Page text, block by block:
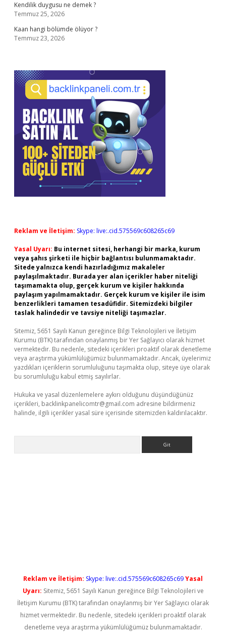
Kendilik duygusu ne demek ?
Temmuz 25, 2026
Kaan hangi bölümde ölüyor ?
Temmuz 23, 2026
Reklam ve İletişim: Skype: live:.cid.575569c608265c69
Yasal Uyarı: Bu internet sitesi, herhangi bir marka, kurum
veya şahıs şirketi ile hiçbir bağlantısı bulunmamaktadır.
Sitede yalnızca kendi hazırladığımız makaleler
paylaşılmaktadır. Burada yer alan içerikler haber niteliği
taşımamakta olup, gerçek kurum ve kişiler hakkında
paylaşım yapılmamaktadır. Gerçek kurum ve kişiler ile isim
benzerlikleri tamamen tesadüfidir. Sitemizdeki bilgiler
taslak halindedir ve tavsiye niteliği taşımazlar.
Sitemiz, 5651 Sayılı Kanun gereğince Bilgi Teknolojileri ve İletişim
Kurumu (BTK) tarafından onaylanmış bir Yer Sağlayıcı olarak hizmet
vermektedir. Bu nedenle, sitedeki içerikleri proaktif olarak denetleme
veya araştırma yükümlülüğümüz bulunmamaktadır. Ancak, üyelerimiz
yazdıkları içeriklerin sorumluluğunu taşımakta olup, siteye üye olarak
bu sorumluluğu kabul etmiş sayılırlar.
Hukuka ve yasal düzenlemelere aykırı olduğunu düşündüğünüz
içerikleri, backlinkpanelicomtr@gmail.com adresine bildirmeniz
halinde, ilgili içerikler yasal süre içerisinde sitemizden kaldırılacaktır.
Reklam ve İletişim: Skype: live:.cid.575569c608265c69Yasal
Uyarı: Sitemiz, 5651 Sayılı Kanun gereğince Bilgi Teknolojileri ve
İletişim Kurumu (BTK) tarafından onaylanmış bir Yer Sağlayıcı olarak
hizmet vermektedir. Bu nedenle, sitedeki içerikleri proaktif olarak
denetleme veya araştırma yükümlülüğümüz bulunmamaktadır.